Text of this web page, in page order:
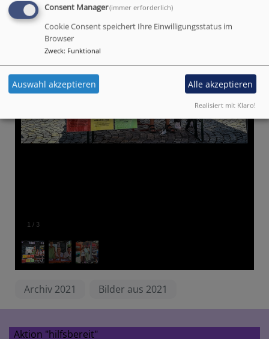
1 / 3
Archiv 2021 Bilder aus 2021
Aktion "hilfsbereit"
Consent Manager(immer erforderlich)
Cookie Consent speichert Ihre Einwilligungsstatus im
Browser
Zweck: Funktional
Auswahl akzeptieren Alle akzeptieren
Realisiert mit Klaro!